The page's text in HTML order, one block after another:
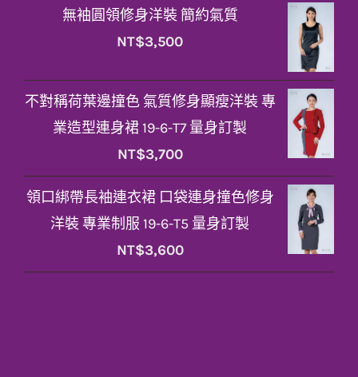
無袖圓領修身洋裝 簡約氣質
NT$3,500
不對稱荷葉邊撞色 氣質修身顯瘦洋裝 專
業造型連身裙 19-6-T7 量身訂製
NT$3,700
領口綁帶長袖連衣裙 口袋連身撞色修身
洋裝 專業制服 19-6-T5 量身訂製
NT$3,600